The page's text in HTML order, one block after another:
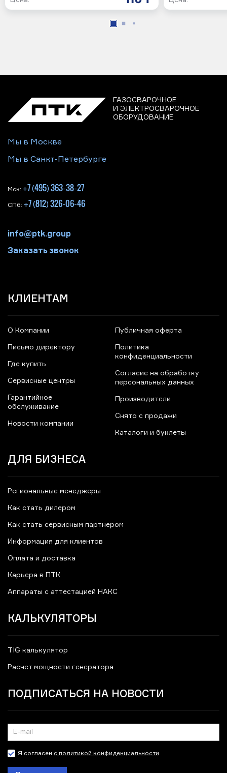
ГАЗОСВАРОЧНОЕ
И ЭЛЕКТРОСВАРОЧНОЕ
ОБОРУДОВАНИЕ
Мы в Москве
Мы в Санкт-Петербурге
Мск: +7 (495) 363-38-27
СПб: +7 (812) 326-06-46
info@ptk.group
Заказать звонок
КЛИЕНТАМ
О Компании
Письмо директору
Где купить
Сервисные центры
Гарантийное
обслуживание
Новости компании
Публичная оферта
Политика
конфиденциальности
Согласие на обработку
персональных данных
Производители
Снято с продажи
Каталоги и буклеты
ДЛЯ БИЗНЕСА
Региональные менеджеры
Как стать дилером
Как стать сервисным партнером
Информация для клиентов
Оплата и доставка
Карьера в ПТК
Аппараты с аттестацией НАКС
КАЛЬКУЛЯТОРЫ
TIG калькулятор
Расчет мощности генератора
ПОДПИСАТЬСЯ НА НОВОСТИ
Я согласен с политикой конфиденциальности